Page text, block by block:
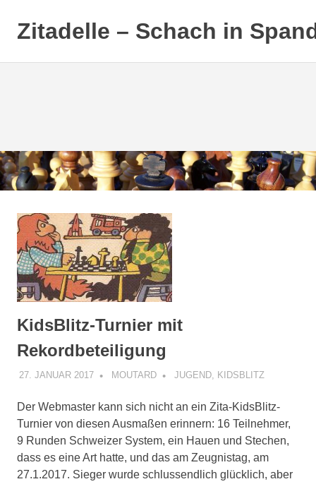
Zum
Inhalt
springen
Zitadelle – Schach in
KidsBlitz-Turnier mit
Rekordbeteiligung
27. JANUAR 2017 MOUTARD JUGEND, KIDSBLITZ
Der Webmaster kann sich nicht an ein Zita-KidsBlitz-
Turnier von diesen Ausmaßen erinnern: 16 Teilnehmer,
9 Runden Schweizer System, ein Hauen und Stechen,
dass es eine Art hatte, und das am Zeugnistag, am
27.1.2017. Sieger wurde schlussendlich glücklich, aber